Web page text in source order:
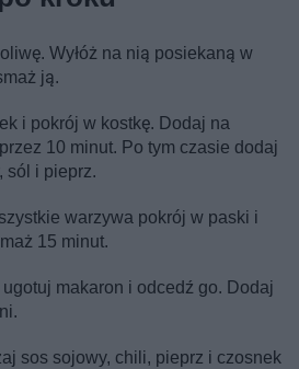
Wyłóż na nią posiekaną w
ją.
i pokrój w kostkę. Dodaj na
10 minut. Po tym czasie dodaj
sól i pieprz.
warzywa pokrój w paski i
15 minut.
makaron i odcedź go. Dodaj
sos sojowy, chili, pieprz i czosnek